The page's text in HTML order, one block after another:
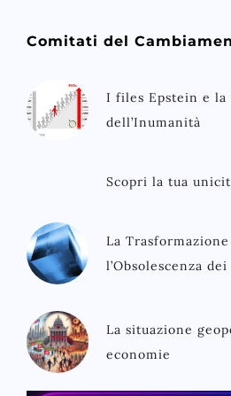
Comitati del
I files Epstein e la
dell’Inumanità
Scopri la tua
La
l’Obsolescenza
La situazione
economie